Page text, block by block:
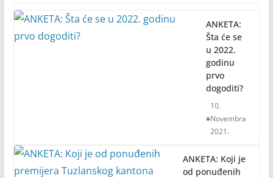
ANKETA:
Šta će se
u 2022.
godinu
prvo
dogoditi?
10.
Novembra
2021.
ANKETA: Koji je
od ponuđenih